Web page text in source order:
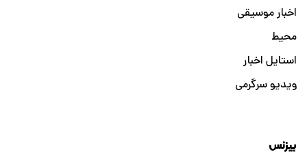
اخبار موسیقی
محیط
استایل اخبار
ویدیو سرگرمی
بیزنس